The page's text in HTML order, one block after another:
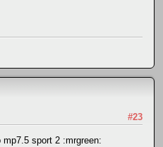
#23
sport 2 :mrgreen: